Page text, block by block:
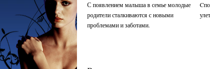
С появлением малыша в семье молодые
родители сталкиваются с новыми
проблемами и заботами.